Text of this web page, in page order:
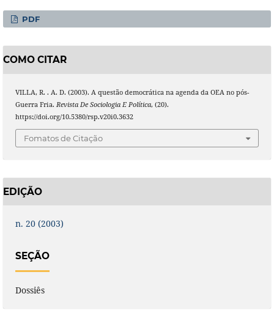
PDF
COMO CITAR
VILLA, R. . A. D. (2003). A questão democrática na agenda da OEA no pós-
Guerra Fria. Revista De Sociologia E Política, (20).
https://doi.org/10.5380/rsp.v20i0.3632
Fomatos de Citação
EDIÇÃO
n. 20 (2003)
SEÇÃO
Dossiês